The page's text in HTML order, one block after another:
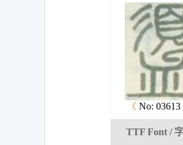
《 No: 03613
TTF Font /